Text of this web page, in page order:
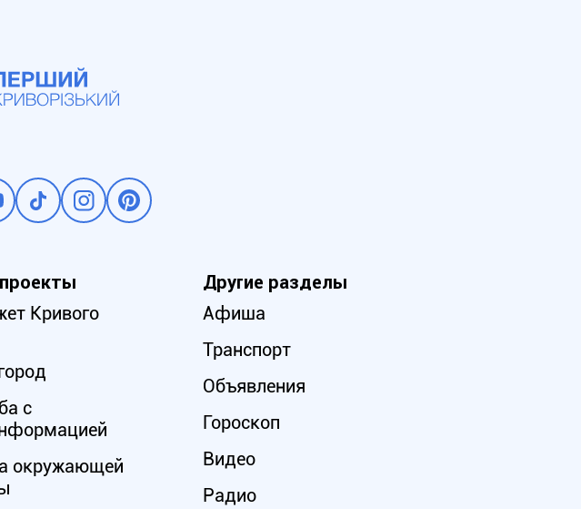
Кривого
с
окружающей
Другие разделы
Афиша
Транспорт
Объявления
Гороскоп
Видео
Радио